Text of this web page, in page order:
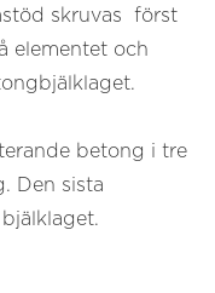
skruvas först
elementet och
betong i tre
Den sista